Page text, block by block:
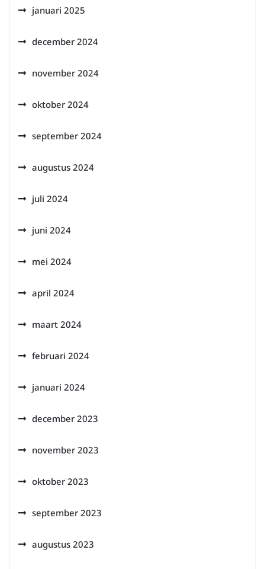
januari 2025
december 2024
november 2024
oktober 2024
september 2024
augustus 2024
juli 2024
juni 2024
mei 2024
april 2024
maart 2024
februari 2024
januari 2024
december 2023
november 2023
oktober 2023
september 2023
augustus 2023